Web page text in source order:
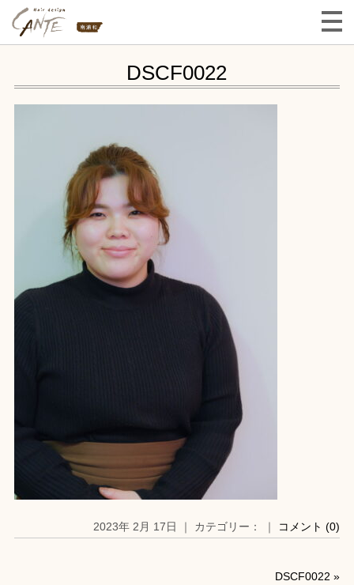
DSCF0022
2023年 2月 17日 ｜ カテゴリー： ｜ コメント (0)
DSCF0022 »